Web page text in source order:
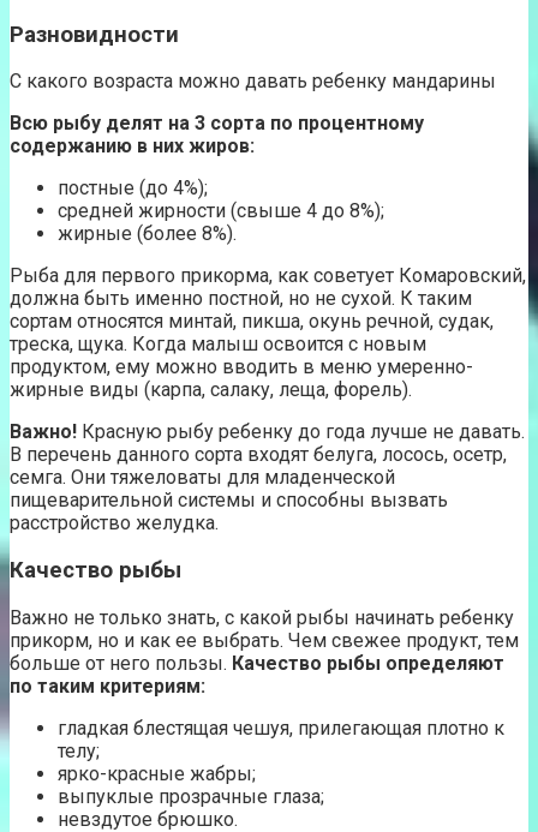
Разновидности
С какого возраста можно давать ребенку мандарины
Всю рыбу делят на 3 сорта по процентному
содержанию в них жиров:
постные (до 4%);
средней жирности (свыше 4 до 8%);
жирные (более 8%).
Рыба для первого прикорма, как советует Комаровский,
должна быть именно постной, но не сухой. К таким
сортам относятся минтай, пикша, окунь речной, судак,
треска, щука. Когда малыш освоится с новым
продуктом, ему можно вводить в меню умеренно-
жирные виды (карпа, салаку, леща, форель).
Важно! Красную рыбу ребенку до года лучше не давать.
В перечень данного сорта входят белуга, лосось, осетр,
семга. Они тяжеловаты для младенческой
пищеварительной системы и способны вызвать
расстройство желудка.
Качество рыбы
Важно не только знать, с какой рыбы начинать ребенку
прикорм, но и как ее выбрать. Чем свежее продукт, тем
больше от него пользы. Качество рыбы определяют
по таким критериям:
гладкая блестящая чешуя, прилегающая плотно к
телу;
ярко-красные жабры;
выпуклые прозрачные глаза;
невздутое брюшко.